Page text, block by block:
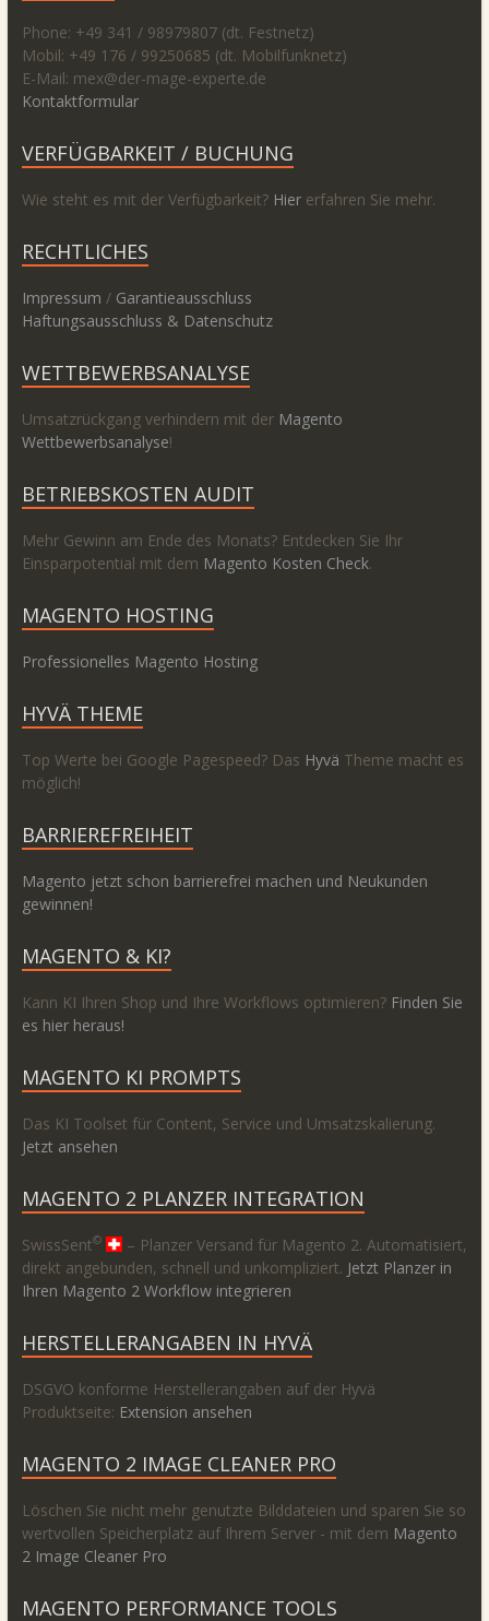
Phone: +49 341 / 98979807 (dt. Festnetz)
Mobil: +49 176 / 99250685 (dt. Mobilfunknetz)
E-Mail: mex@der-mage-experte.de
Kontaktformular
VERFÜGBARKEIT / BUCHUNG
Wie steht es mit der Verfügbarkeit? Hiererfahren Sie mehr.
RECHTLICHES
Impressum / Garantieausschluss
Haftungsausschluss & Datenschutz
WETTBEWERBSANALYSE
Umsatzrückgang verhindern mit der Magento
Wettbewerbsanalyse!
BETRIEBSKOSTEN AUDIT
Mehr Gewinn am Ende des Monats? Entdecken Sie Ihr
Einsparpotential mit dem Magento Kosten Check.
MAGENTO HOSTING
Professionelles Magento Hosting
HYVÄ THEME
Top Werte bei Google Pagespeed? Das Hyvä Theme macht es
möglich!
BARRIEREFREIHEIT
Magento jetzt schon barrierefrei machen und Neukunden
gewinnen!
MAGENTO & KI?
Kann KI Ihren Shop und Ihre Workflows optimieren? Finden Sie
es hier heraus!
MAGENTO KI PROMPTS
Das KI Toolset für Content, Service und Umsatzskalierung.
Jetzt ansehen
MAGENTO 2 PLANZER INTEGRATION
SwissSent©
– Planzer Versand für Magento 2. Automatisiert,
direkt angebunden, schnell und unkompliziert. Jetzt Planzer in
Ihren Magento 2 Workflow integrieren
HERSTELLERANGABEN IN HYVÄ
DSGVO konforme Herstellerangaben auf der Hyvä
Produktseite: Extension ansehen
MAGENTO 2 IMAGE CLEANER PRO
Löschen Sie nicht mehr genutzte Bilddateien und sparen Sie so
wertvollen Speicherplatz auf Ihrem Server - mit dem Magento
2 Image Cleaner Pro
MAGENTO PERFORMANCE TOOLS